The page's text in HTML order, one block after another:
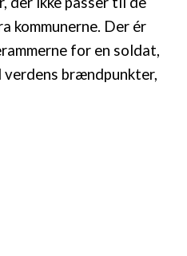
kommunerne. Der ér
for en soldat,
brændpunkter,